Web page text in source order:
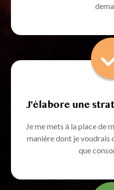
Je me mets à la place de
manière dont je voudrais
que
J'élabore une